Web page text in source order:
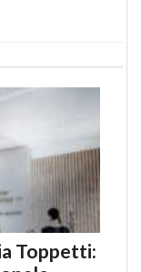
Toppetti: